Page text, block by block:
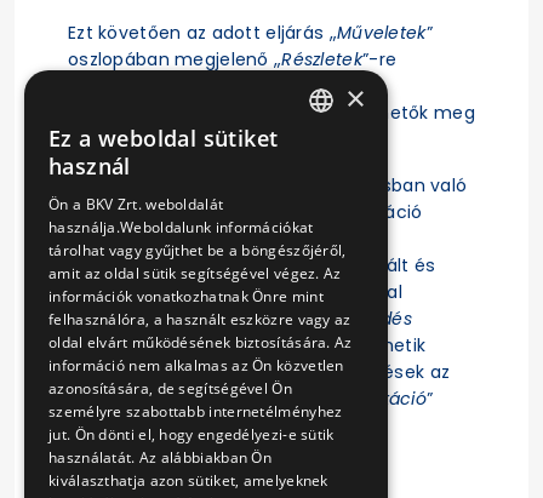
Ezt követően az adott eljárás „Műveletek”
oszlopában megjelenő „Részletek”-re
kattintás után érhető el az eljárás
ajánlattételi felhívása, illetve tekinthetők meg
az eljárásra vonatkozó főbb adatok.
Felhívjuk a figyelmet, hogy az eljárásban való
részvételhez az EKR-be való regisztráció
szükséges! Az eljárás további
dokumentumait az EKR-ben regisztrált és
ajánlat összeállítására jogosultsággal
rendelkező Felhasználók az „Érdeklődés
jelzése” funkció indítása után tekinthetik
meg. Az eljárással kapcsolatos kérdések az
EKR-ben erre létrehozott „
Kommunikáció”
felületen tehetők fel.
×
Ez a weboldal sütiket
használ
Ön a BKV Zrt. weboldalát
használja.Weboldalunk információkat
tárolhat vagy gyűjthet be a böngészőjéről,
amit az oldal sütik segítségével végez. Az
információk vonatkozhatnak Önre mint
felhasználóra, a használt eszközre vagy az
oldal elvárt működésének biztosítására. Az
információ nem alkalmas az Ön közvetlen
azonosítására, de segítségével Ön
személyre szabottabb internetélményhez
jut. Ön dönti el, hogy engedélyezi-e sütik
használatát. Az alábbiakban Ön
kiválaszthatja azon sütiket, amelyeknek